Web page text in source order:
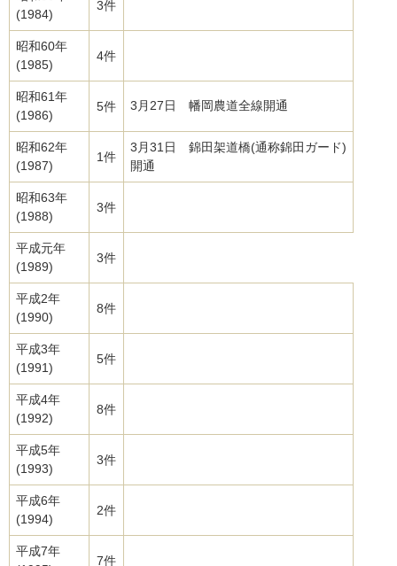
(1984)
3件
昭和60年
(1985)
4件
昭和61年
(1986)
5件 3月27日 幡岡農道全線開通
昭和62年
(1987)
1件
3月31日 錦田架道橋(通称錦田ガード)
開通
昭和63年
(1988)
3件
平成元年
(1989)
3件
平成2年
(1990)
8件
平成3年
(1991)
5件
平成4年
(1992)
8件
平成5年
(1993)
3件
平成6年
(1994)
2件
平成7年
7件